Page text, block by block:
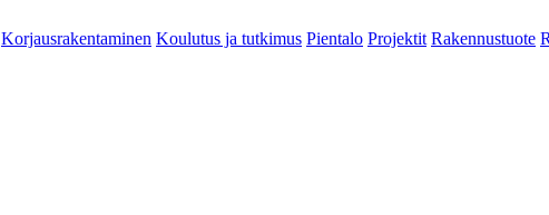
Korjausrakentaminen Koulutus ja tutkimus Pientalo Projektit Rakennustuote